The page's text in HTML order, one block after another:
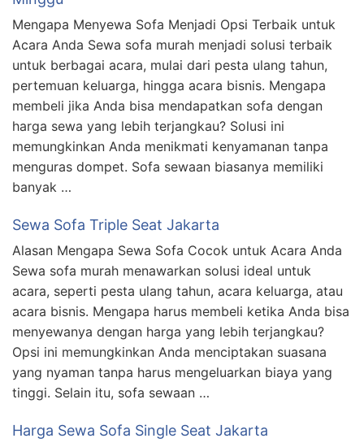
Mengapa Menyewa Sofa Menjadi Opsi Terbaik untuk
Acara Anda Sewa sofa murah menjadi solusi terbaik
untuk berbagai acara, mulai dari pesta ulang tahun,
pertemuan keluarga, hingga acara bisnis. Mengapa
membeli jika Anda bisa mendapatkan sofa dengan
harga sewa yang lebih terjangkau? Solusi ini
memungkinkan Anda menikmati kenyamanan tanpa
menguras dompet. Sofa sewaan biasanya memiliki
banyak …
Sewa Sofa Triple Seat Jakarta
Alasan Mengapa Sewa Sofa Cocok untuk Acara Anda
Sewa sofa murah menawarkan solusi ideal untuk
acara, seperti pesta ulang tahun, acara keluarga, atau
acara bisnis. Mengapa harus membeli ketika Anda bisa
menyewanya dengan harga yang lebih terjangkau?
Opsi ini memungkinkan Anda menciptakan suasana
yang nyaman tanpa harus mengeluarkan biaya yang
tinggi. Selain itu, sofa sewaan …
Harga Sewa Sofa Single Seat Jakarta